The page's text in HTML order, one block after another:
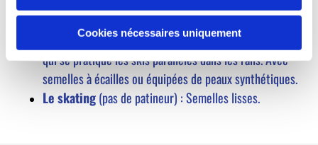
Cookies nécessaires uniquement
Nous proposons une gamme de ski de fond :
Les classiques(alternatif) : Technique traditionnelle
qui se pratique les skis parallèles dans les rails. Avec
semelles à écailles ou équipées de peaux synthétiques.
Le skating(pas de patineur) : Semelles lisses.